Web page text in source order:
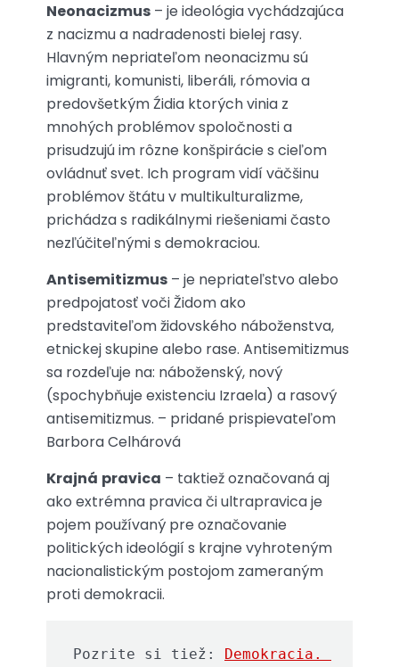
Neonacizmus – je ideológia vychádzajúca
z nacizmu a nadradenosti bielej rasy.
Hlavným nepriateľom neonacizmu sú
imigranti, komunisti, liberáli, rómovia a
predovšetkým Źidia ktorých vinia z
mnohých problémov spoločnosti a
prisudzujú im rôzne konšpirácie s cieľom
ovládnuť svet. Ich program vidí väčšinu
problémov štátu v multikulturalizme,
prichádza s radikálnymi riešeniami často
nezľúčiteľnými s demokraciou.
Antisemitizmus – je nepriateľstvo alebo
predpojatosť voči Židom ako
predstaviteľom židovského náboženstva,
etnickej skupine alebo rase. Antisemitizmus
sa rozdeľuje na: náboženský, nový
(spochybňuje existenciu Izraela) a rasový
antisemitizmus. – pridané prispievateľom
Barbora Celhárová
Krajná pravica – taktiež označovaná aj
ako extrémna pravica či ultrapravica je
pojem používaný pre označovanie
politických ideológií s krajne vyhroteným
nacionalistickým postojom zameraným
proti demokracii.
Pozrite si tiež: Demokracia.